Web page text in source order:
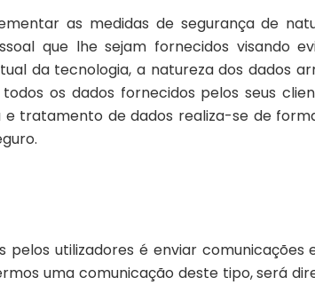
as medidas de segurança de
que lhe sejam fornecidos visando
da tecnologia, a natureza dos dados
os dados fornecidos pelos seus
tratamento de dados realiza-se de
utilizadores é enviar
uma comunicação deste tipo, será